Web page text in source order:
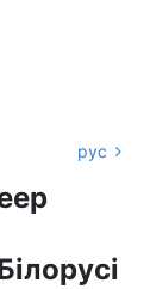
рус